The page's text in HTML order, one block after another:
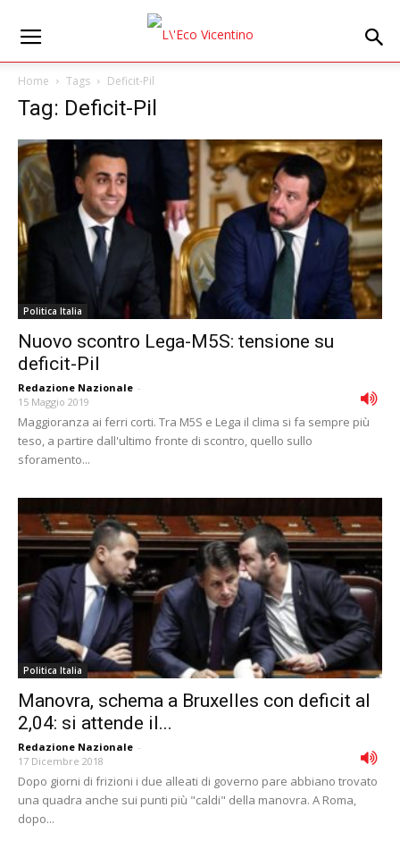
Home Tags Deficit-Pil
Tag: Deficit-Pil
Politica Italia
Nuovo scontro Lega-M5S: tensione su
deficit-Pil
Redazione Nazionale -
15 Maggio 2019
Maggioranza ai ferri corti. Tra M5S e Lega il clima si fa sempre più
teso, a partire dall'ultimo fronte di scontro, quello sullo
sforamento...
Politica Italia
Manovra, schema a Bruxelles con deficit al
2,04: si attende il...
Redazione Nazionale -
17 Dicembre 2018
Dopo giorni di frizioni i due alleati di governo pare abbiano trovato
una quadra anche sui punti più "caldi" della manovra. A Roma,
dopo...